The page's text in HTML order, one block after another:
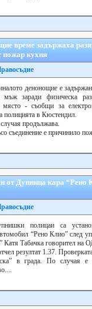
време задържаха
пожар кухня
денонощие е
мъж заради физическа
място - съобщи за
полицията в Кюстендил.
продължава.
съединение е причинило
от Дупница кара “Рено
полицаи са
“Рено Клио” след
Катя Табачка говорител на
резултат 1.37.
в града. По случая е